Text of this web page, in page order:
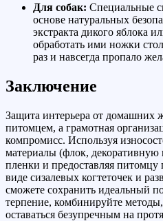
Для собак: Специальные
основе натуральных
экстракта дикого яблока
обработать ими ножки
раз и навсегда пропало
Заключение
Защита интерьера от домашних
питомцем, а грамотная
компромисс. Используя
материалы (флок,
пленки и предоставляя питомцу
виде сизалевых когтеточек и
сможете сохранить идеальный
терпение, комбинируйте
оставаться безупречным на